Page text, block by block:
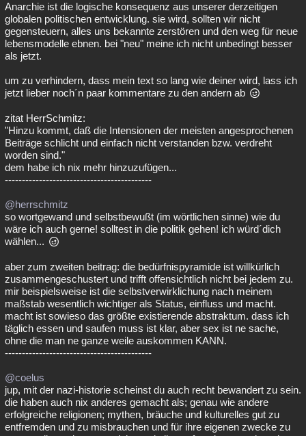
Anarchie ist die logische konsequenz aus unserer derzeitigen
globalen politischen entwicklung. sie wird, sollten wir nicht
gegensteuern, alles uns bekannte zerstören und den weg für neue
lebensmodelle ebnen. bei "neu" meine ich nicht unbedingt besser
als jetzt.
um zu verhindern, dass mein text so lang wie deiner wird, lass ich
jetzt lieber noch´n paar kommentare zu den andern ab
zitat HerrSchmitz:
"Hinzu kommt, daß die Intensionen der meisten angesprochenen
Beiträge schlicht und einfach nicht verstanden bzw. verdreht
worden sind."
dem habe ich nix mehr hinzuzufügen...
-------------------------------------------
@herrschmitz
so wortgewand und selbstbewußt (im wörtlichen sinne) wie du
wäre ich auch gerne! solltest in die politik gehen! ich würd´dich
wählen...
aber zum zweiten beitrag: die bedürfnispyramide ist willkürlich
zusammengeschustert und trifft offensichtlich nicht bei jedem zu.
mir beispielsweise ist die selbstverwirklichung nach meinem
maßstab wesentlich wichtiger als Status, einfluss und macht.
macht ist sowieso das größte existierende abstraktum. dass ich
täglich essen und saufen muss ist klar, aber sex ist ne sache,
ohne die man ne ganze weile auskommen KANN.
-------------------------------------------
@coelus
jup, mit der nazi-historie scheinst du auch recht bewandert zu sein.
die haben auch nix anderes gemacht als; genau wie andere
erfolgreiche religionen; mythen, bräuche und kulturelles gut zu
entfremden und zu misbrauchen und für ihre eigenen zwecke zu